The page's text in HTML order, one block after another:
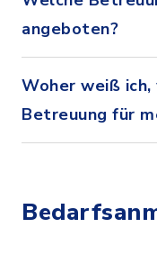
angeboten?
Woher weiß
Betreuung für